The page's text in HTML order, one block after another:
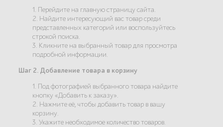
1. Перейдите на главную страницу сайта.
2. Найдите интересующий вас товар среди
представленных категорий или воспользуйтесь
строкой поиска.
3. Кликните на выбранный товар для просмотра
подробной информации.
Шаг 2. Добавление товара в корзину
1. Под фотографией выбранного товара найдите
кнопку «Добавить к заказу».
2. Нажмите её, чтобы добавить товар в вашу
корзину.
3. Укажите необходимое количество товаров.